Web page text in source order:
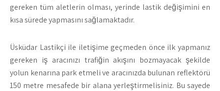
gereken tüm aletlerin olması, yerinde lastik değişimini en
kısa sürede yapmasını sağlamaktadır.
Üsküdar Lastikçi ile iletişime geçmeden önce ilk yapmanız
gereken iş aracınızı trafiğin akışını bozmayacak şekilde
yolun kenarına park etmeli ve aracınızda bulunan reflektörü
150 metre mesafede bir alana yerleştirmelisiniz. Bu sayede